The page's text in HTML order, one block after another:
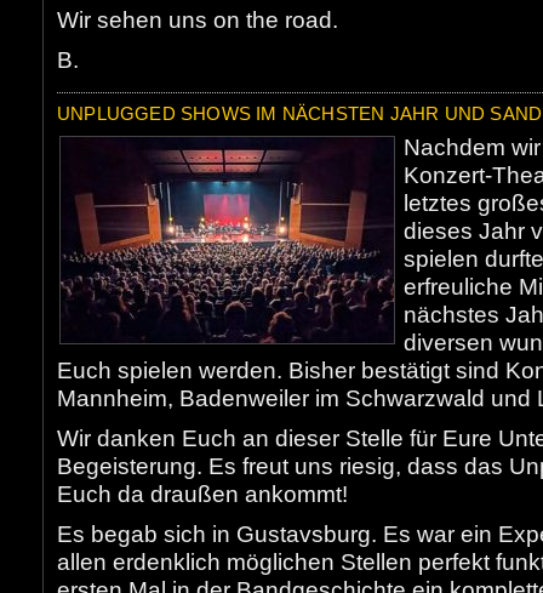
Wir sehen uns on the road.
B.
UNPLUGGED SHOWS IM NÄCHSTEN JAHR UND
Nachdem
Konzert-
letztes
dieses Jahr
spielen
erfreuliche
nächstes
diversen
Euch spielen werden. Bisher bestätigt sind
Mannheim, Badenweiler im Schwarzwald und
Wir danken Euch an dieser Stelle für Eure
Begeisterung. Es freut uns riesig, dass das
Euch da draußen ankommt!
Es begab sich in Gustavsburg. Es war ein
allen erdenklich möglichen Stellen perfekt